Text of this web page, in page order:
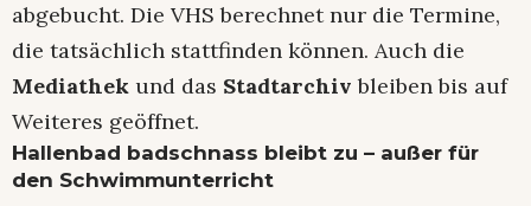
abgebucht. Die VHS berechnet nur die Termine,
die tatsächlich stattfinden können. Auch die
Mediathek und das Stadtarchivbleiben bis auf
Weiteres geöffnet.
Hallenbad badschnass bleibt zu – außer für
den Schwimmunterricht